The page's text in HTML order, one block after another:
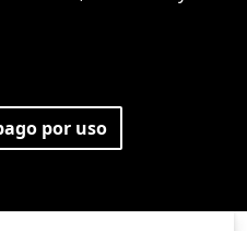
por uso